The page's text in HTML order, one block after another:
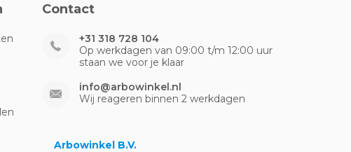
Contact
+31 318 728 104
Op werkdagen van 09:00 t/m 12:00 uur
staan we voor je klaar
info@arbowinkel.nl
Wij reageren binnen 2 werkdagen
Arbowinkel B.V.